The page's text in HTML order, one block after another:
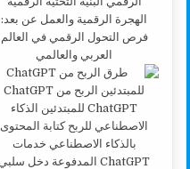
الهجرة الرقمية والعمل عن بعد:
فرص التحول الرقمي في العالم
العربي والعالمي